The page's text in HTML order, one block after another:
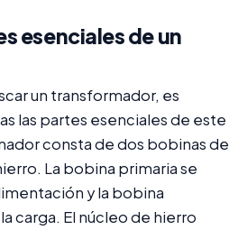
esenciales de un
un transformador, es
las partes esenciales de este
consta de dos bobinas de
La bobina primaria se
y la bobina
carga. El núcleo de hierro